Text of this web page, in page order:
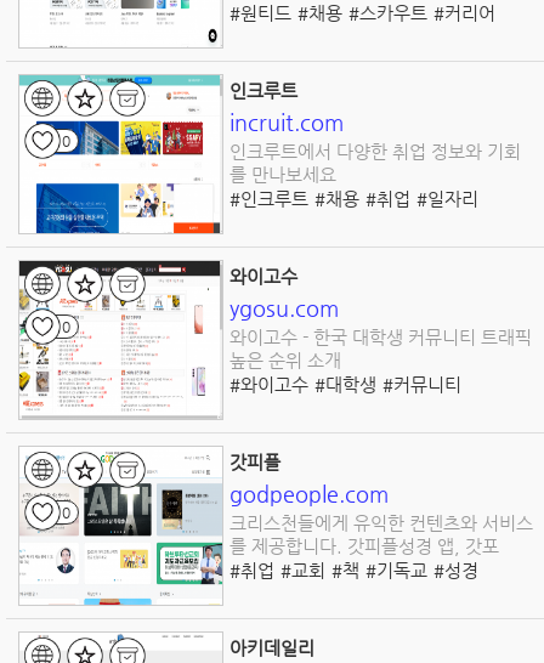
#원티드 #채용 #스카우트 #커리어
#디자인
인크루트
incruit.com
인크루트에서 다양한 취업 정보와 기회
를 만나보세요
#인크루트 #채용 #취업 #일자리
#세미나 #네트워킹
0
와이고수
ygosu.com
와이고수 - 한국 대학생 커뮤니티 트래픽
높은 순위 소개
#와이고수 #대학생 #커뮤니티
#유머 #취업 #연애
0
갓피플
godpeople.com
크리스천들에게 유익한 컨텐츠와 서비스
를 제공합니다. 갓피플성경 앱, 갓포
#취업 #교회 #책 #기독교 #성경
0
아키데일리